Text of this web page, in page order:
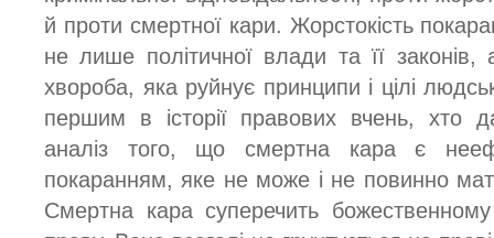
й проти смертної кари. Жорстокість
не лише політичної влади та її
хвороба, яка руйнує принципи і цілі
першим в історії правових вчень, хто
аналіз того, що смертна кара є
покаранням, яке не може і не повинно
Смертна кара суперечить